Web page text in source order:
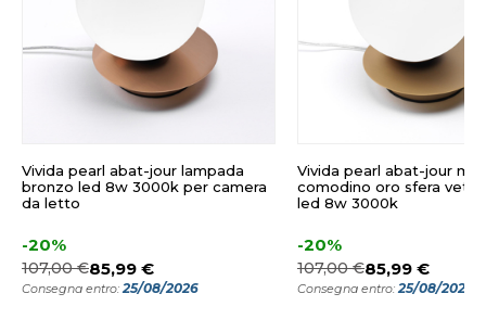
Vivida pearl abat-jour lampada
bronzo led 8w 3000k per camera
da letto
-20%
107,00 €85,99 €
Consegna entro: 25/08/2026
Vivida pearl abat-jour
comodino oro sfera
led 8w 3000k
-20%
107,00 €85,99 €
Consegna entro: 25/08/2026